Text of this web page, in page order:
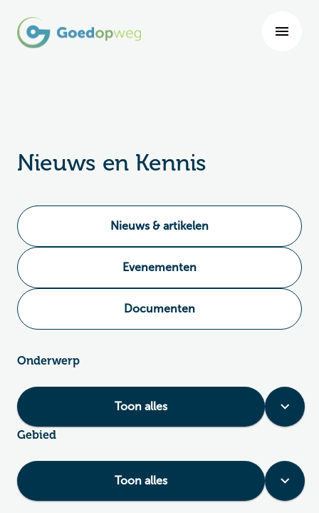
Nieuws en Kennis
Nieuws & artikelen
Evenementen
Documenten
Onderwerp
Toon alles
Gebied
Toon alles